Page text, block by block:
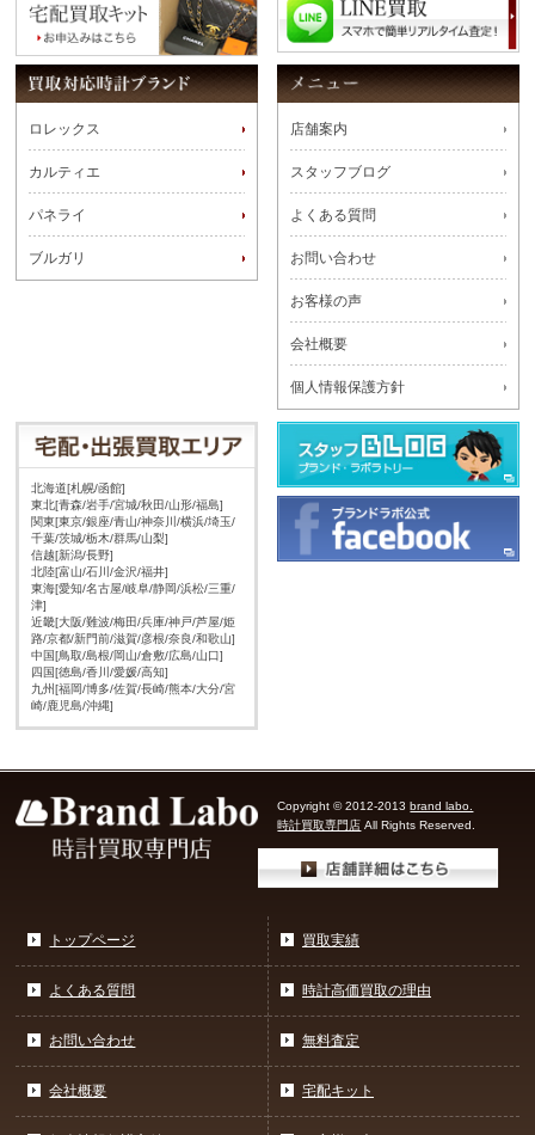
ロレックス
カルティエ
パネライ
ブルガリ
店舗案内
スタッフブログ
よくある質問
お問い合わせ
お客様の声
会社概要
個人情報保護方針
北海道[札幌/函館]
東北[青森/岩手/宮城/秋田/山形/福島]
関東[東京/銀座/青山/神奈川/横浜/埼玉/
千葉/茨城/栃木/群馬/山梨]
信越[新潟/長野]
北陸[富山/石川/金沢/福井]
東海[愛知/名古屋/岐阜/静岡/浜松/三重/
津]
近畿[大阪/難波/梅田/兵庫/神戸/芦屋/姫
路/京都/新門前/滋賀/彦根/奈良/和歌山]
中国[鳥取/島根/岡山/倉敷/広島/山口]
四国[徳島/香川/愛媛/高知]
九州[福岡/博多/佐賀/長崎/熊本/大分/宮
崎/鹿児島/沖縄]
Copyright © 2012-2013brand labo.
時計買取専門店 All Rights Reserved.
トップページ
よくある質問
お問い合わせ
会社概要
買取実績
時計高価買取の理由
無料査定
宅配キット